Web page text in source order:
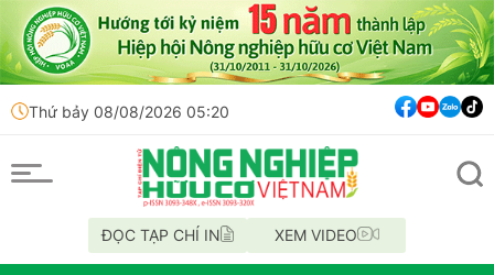
Thứ bảy 08/08/2026 05:20
ĐỌC TẠP CHÍ IN XEM VIDEO